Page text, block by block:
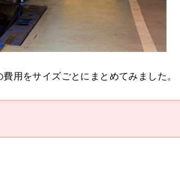
用をサイズごとにまとめてみました。